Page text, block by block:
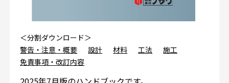
＜分割ダウンロード＞
警告・注意・概要
設計 材料 工法
施工
免責事項・改訂内容